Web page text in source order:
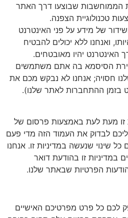
שבוצעו דרך האתר
טכנולוגיית הצפנה.
של מידע על פני האינטרנט
ואנחנו ללא יכולים להבטיח
יהיו מאובטחים.
הסיסמא בה אתם משתמשים
אנחנו לא נבקש מכם את
ההתחברות לאתר שלנו).
מעת לעת באמצעות פרסום של
את העמוד הזה מדי פעם
שנעשה במדיניות זו. אנחנו
זו בהודעת דואר
הפרטיות שבאתר שלנו.
כל פרט מפרטיכם האישיים